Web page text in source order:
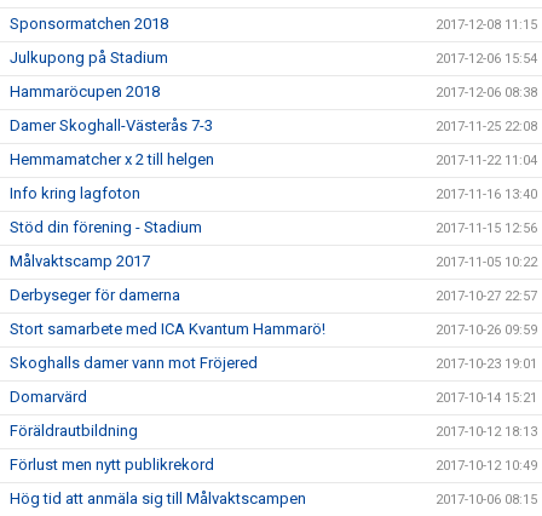
Sponsormatchen 2018 2017-12-08 11:15
Julkupong på Stadium 2017-12-06 15:54
Hammaröcupen 2018 2017-12-06 08:38
Damer Skoghall-Västerås 7-3 2017-11-25 22:08
Hemmamatcher x 2 till helgen 2017-11-22 11:04
Info kring lagfoton 2017-11-16 13:40
Stöd din förening - Stadium 2017-11-15 12:56
Målvaktscamp 2017 2017-11-05 10:22
Derbyseger för damerna 2017-10-27 22:57
Stort samarbete med ICA Kvantum Hammarö! 2017-10-26 09:59
Skoghalls damer vann mot Fröjered 2017-10-23 19:01
Domarvärd 2017-10-14 15:21
Föräldrautbildning 2017-10-12 18:13
Förlust men nytt publikrekord 2017-10-12 10:49
Hög tid att anmäla sig till Målvaktscampen 2017-10-06 08:15